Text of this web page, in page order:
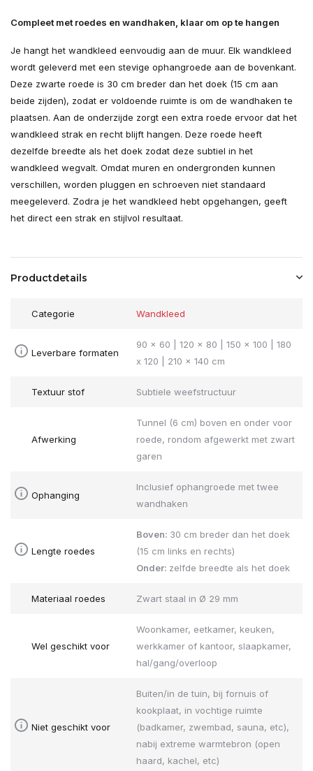
Compleet met roedes en wandhaken, klaar om op te hangen
Je hangt het wandkleed eenvoudig aan de muur. Elk wandkleed
wordt geleverd met een stevige ophangroede aan de bovenkant.
Deze zwarte roede is 30 cm breder dan het doek (15 cm aan
beide zijden), zodat er voldoende ruimte is om de wandhaken te
plaatsen. Aan de onderzijde zorgt een extra roede ervoor dat het
wandkleed strak en recht blijft hangen. Deze roede heeft
dezelfde breedte als het doek zodat deze subtiel in het
wandkleed wegvalt. Omdat muren en ondergronden kunnen
verschillen, worden pluggen en schroeven niet standaard
meegeleverd. Zodra je het wandkleed hebt opgehangen, geeft
het direct een strak en stijlvol resultaat.
Productdetails
Categorie Wandkleed
Leverbare formaten
90 x 60 | 120 x 80 | 150 x 100 | 180
x 120 | 210 x 140 cm
Textuur stof Subtiele weefstructuur
Afwerking
Tunnel (6 cm) boven en onder voor
roede, rondom afgewerkt met zwart
garen
Ophanging
Inclusief ophangroede met twee
wandhaken
Lengte roedes
Boven: 30 cm breder dan het doek
(15 cm links en rechts)
Onder: zelfde breedte als het doek
Materiaal roedes Zwart staal in Ø 29 mm
Wel geschikt voor
Woonkamer, eetkamer, keuken,
werkkamer of kantoor, slaapkamer,
hal/gang/overloop
Niet geschikt voor
Buiten/in de tuin, bij fornuis of
kookplaat, in vochtige ruimte
(badkamer, zwembad, sauna, etc),
nabij extreme warmtebron (open
haard, kachel, etc)